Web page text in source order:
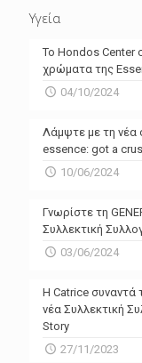
Υγεία
Το Hondos Center
χρώματα της
04/10/2024
Λάμψτε με τη νέα
essence: got a
10/06/2024
Γνωρίστε τη
Συλλεκτική
03/06/2024
Η Catrice συναντά
νέα Συλλεκτική
Story
27/11/2023